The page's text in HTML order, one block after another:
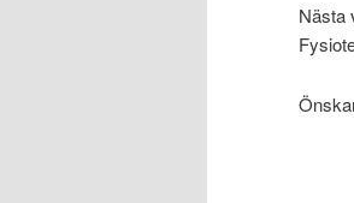
Nästa